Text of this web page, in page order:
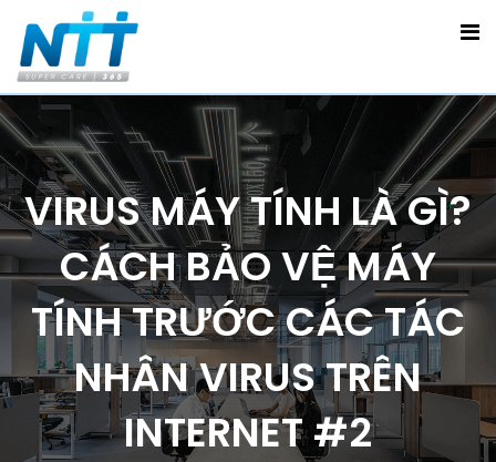
VIRUS MÁY TÍNH LÀ GÌ?
CÁCH BẢO VỆ MÁY
TÍNH TRƯỚC CÁC TÁC
NHÂN VIRUS TRÊN
INTERNET #2